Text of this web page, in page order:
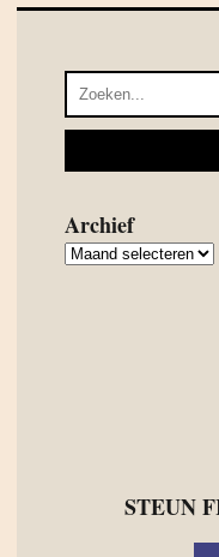
Archief
Archief
STEUN